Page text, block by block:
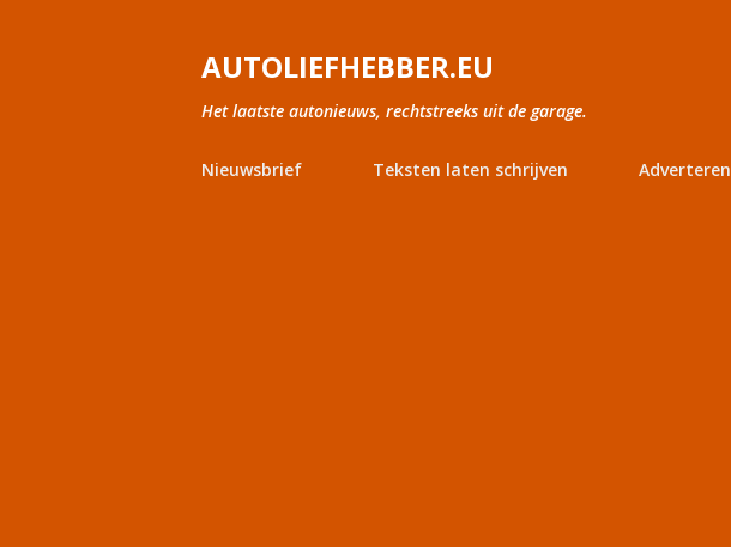
AUTOLIEFHEBBER.EU
Het laatste autonieuws, rechtstreeks uit de garage.
Nieuwsbrief Teksten laten schrijven Adverteren